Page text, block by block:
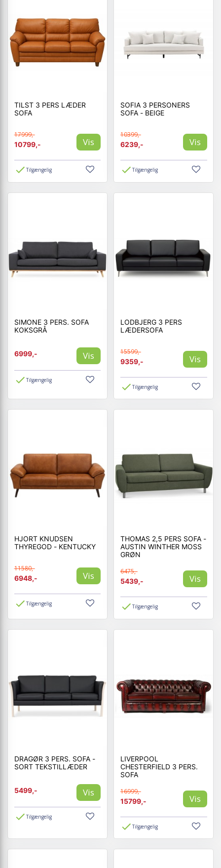
TILST 3 PERS LÆDER
SOFA
17999,-
10799,-
Vis
Tilgængelig
SOFIA 3 PERSONERS
SOFA - BEIGE
10399,-
6239,-
Vis
Tilgængelig
SIMONE 3 PERS. SOFA
KOKSGRÅ
6999,- Vis
Tilgængelig
LODBJERG 3 PERS
LÆDERSOFA
15599,-
9359,-
Vis
Tilgængelig
HJORT KNUDSEN
THYREGOD - KENTUCKY
11580,-
6948,-
Vis
Tilgængelig
THOMAS 2,5 PERS SOFA -
AUSTIN WINTHER MOSS
GRØN
6475,-
5439,-
Vis
Tilgængelig
DRAGØR 3 PERS. SOFA -
SORT TEKSTILLÆDER
5499,- Vis
Tilgængelig
LIVERPOOL
CHESTERFIELD 3 PERS.
SOFA
16999,-
15799,-
Vis
Tilgængelig